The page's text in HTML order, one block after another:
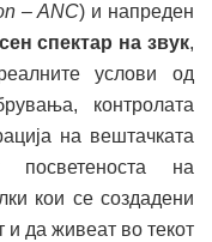
– ANC) и напреден
спектар на звук,
услови од
контролата
на вештачката
посветеноста на
кои се создадени
и да живеат во текот